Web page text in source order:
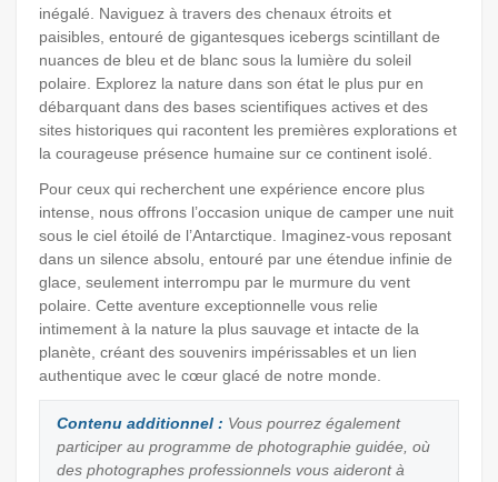
inégalé. Naviguez à travers des chenaux étroits et
paisibles, entouré de gigantesques icebergs scintillant de
nuances de bleu et de blanc sous la lumière du soleil
polaire. Explorez la nature dans son état le plus pur en
débarquant dans des bases scientifiques actives et des
sites historiques qui racontent les premières explorations et
la courageuse présence humaine sur ce continent isolé.
Pour ceux qui recherchent une expérience encore plus
intense, nous offrons l’occasion unique de camper une nuit
sous le ciel étoilé de l’Antarctique. Imaginez-vous reposant
dans un silence absolu, entouré par une étendue infinie de
glace, seulement interrompu par le murmure du vent
polaire. Cette aventure exceptionnelle vous relie
intimement à la nature la plus sauvage et intacte de la
planète, créant des souvenirs impérissables et un lien
authentique avec le cœur glacé de notre monde.
Contenu additionnel : Vous pourrez également
participer au programme de photographie guidée, où
des photographes professionnels vous aideront à